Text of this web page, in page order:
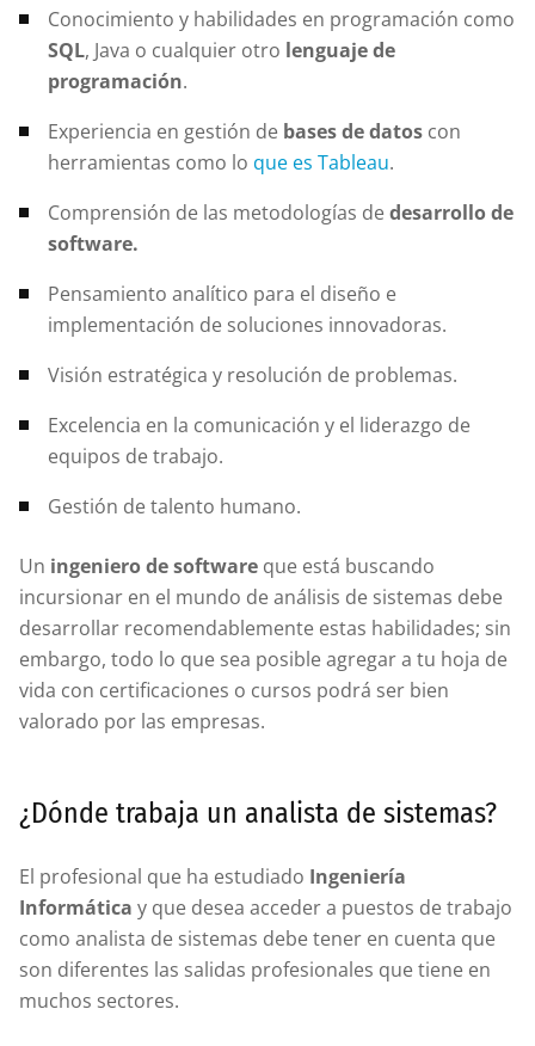
Conocimiento y habilidades en programación como
SQL, Java o cualquier otro lenguaje de
programación.
Experiencia en gestión de bases de datos con
herramientas como lo que es Tableau.
Comprensión de las metodologías dedesarrollo de
software.
Pensamiento analítico para el diseño e
implementación de soluciones innovadoras.
Visión estratégica y resolución de problemas.
Excelencia en la comunicación y el liderazgo de
equipos de trabajo.
Gestión de talento humano.
Un ingeniero de software que está buscando
incursionar en el mundo de análisis de sistemas debe
desarrollar recomendablemente estas habilidades; sin
embargo, todo lo que sea posible agregar a tu hoja de
vida con certificaciones o cursos podrá ser bien
valorado por las empresas.
¿Dónde trabaja un analista de sistemas?
El profesional que ha estudiado Ingeniería
Informática y que desea acceder a puestos de trabajo
como analista de sistemas debe tener en cuenta que
son diferentes las salidas profesionales que tiene en
muchos sectores.